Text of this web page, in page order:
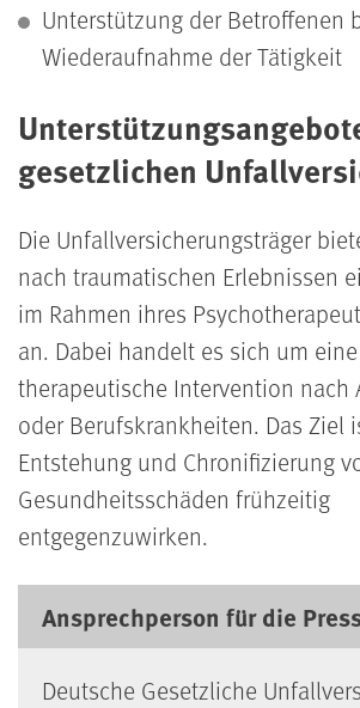
Unterstützung der Betroffenen
Wiederaufnahme der Tätigkeit
gesetzlichen
Die Unfallversicherungsträger
nach traumatischen Erlebnissen
im Rahmen ihres
an. Dabei handelt es sich um
therapeutische Intervention nach
oder Berufskrankheiten. Das Ziel
Entstehung und Chronifizierung
Gesundheitsschäden frühzeitig
entgegenzuwirken.
Ansprechperson für die
Deutsche Gesetzliche